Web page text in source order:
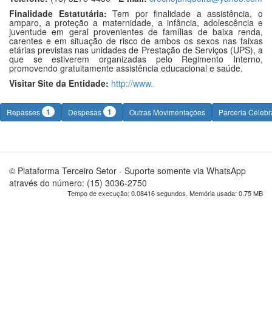
Finalidade Estatutária: Tem por finalidade a assistência, o
amparo, a proteção a maternidade, a infância, adolescência e
juventude em geral provenientes de famílias de baixa renda,
carentes e em situação de risco de ambos os sexos nas faixas
etárias previstas nas unidades de Prestação de Serviços (UPS), a
que se estiverem organizadas pelo Regimento Interno,
promovendo gratuitamente assistência educacional e saúde.
Visitar Site da Entidade: http://www.
Repasses 1 Despesas 1 Outras Movimentações Parceria
© Plataforma Terceiro Setor - Suporte somente via WhatsApp
através do número: (15) 3036-2750
Tempo de execução: 0.08416 segundos. Memória usada: 0.75 MB